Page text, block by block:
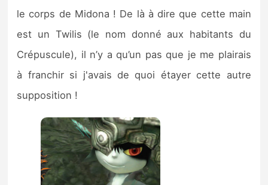
le corps de Midona ! De là à dire que cette main
est un Twilis (le nom donné aux habitants du
Crépuscule), il n’y a qu’un pas que je me plairais
à franchir si j'avais de quoi étayer cette autre
supposition !